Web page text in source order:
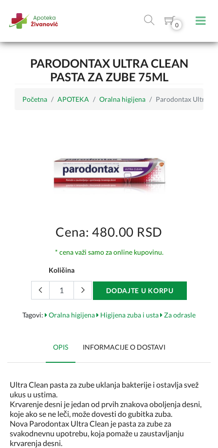
0
PARODONTAX ULTRA CLEAN
PASTA ZA ZUBE 75ML
Početna APOTEKA Oralna higijena Parodontax Ultra
Cena: 480.00 RSD
* cena važi samo za online kupovinu.
Količina
DODAJTE U KORPU
Tagovi: Oralna higijena Higijena zuba i usta Za odrasle
OPIS INFORMACIJE O DOSTAVI
Ultra Clean pasta za zube uklanja bakterije i ostavlja svež
ukus u ustima.
Krvarenje desni je jedan od prvih znakova oboljenja desni,
koje ako se ne leči, može dovesti do gubitka zuba.
Nova Parodontax Ultra Clean je pasta za zube za
svakodnevnu upotrebu, koja pomaže u zaustavljanju
krvarenja desni.